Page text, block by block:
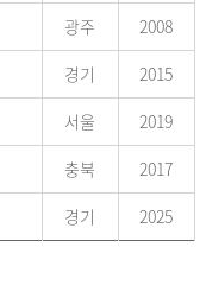
광주 2008
경기
2015
서울
2019
충북
2017
경기 2025